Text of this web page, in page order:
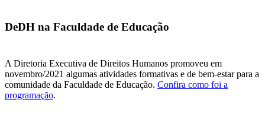
DeDH na Faculdade de Educação
A Diretoria Executiva de Direitos Humanos promoveu em
novembro/2021 algumas atividades formativas e de bem-estar para a
comunidade da Faculdade de Educação. Confira como foi a
programação.